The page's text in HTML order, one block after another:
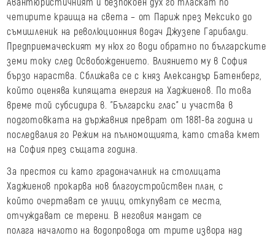
Авантюристичният и безпокоен дух го тласкат по
четирите краища на света – от Париж през Мексико до
съмишленик на революционния водач Джузепе Гарибалди.
Предприемаческият му нюх го води обратно по българските
земи току след Освобождението. Влиянието му в София
бързо нараства. Сближава се с княз Александър Батенберг,
който оценява кипящата енергия на Хаджиенов. По това
време той субсидира в. "Български глас" и участва в
подготовката на държавния преврат от 1881-ва година и
последвалия го Режим на пълномощията, като става кмет
на София през същата година.
За престоя си като градоначалник на столицата
Хаджиенов прокарва нов благоустройствен план, с
който очертават се улици, откупуват се места,
отчуждават се терени. В неговия мандат се
полага началото на водопровода от трите извора над